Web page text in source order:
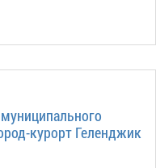
организация
курорт Геленджик